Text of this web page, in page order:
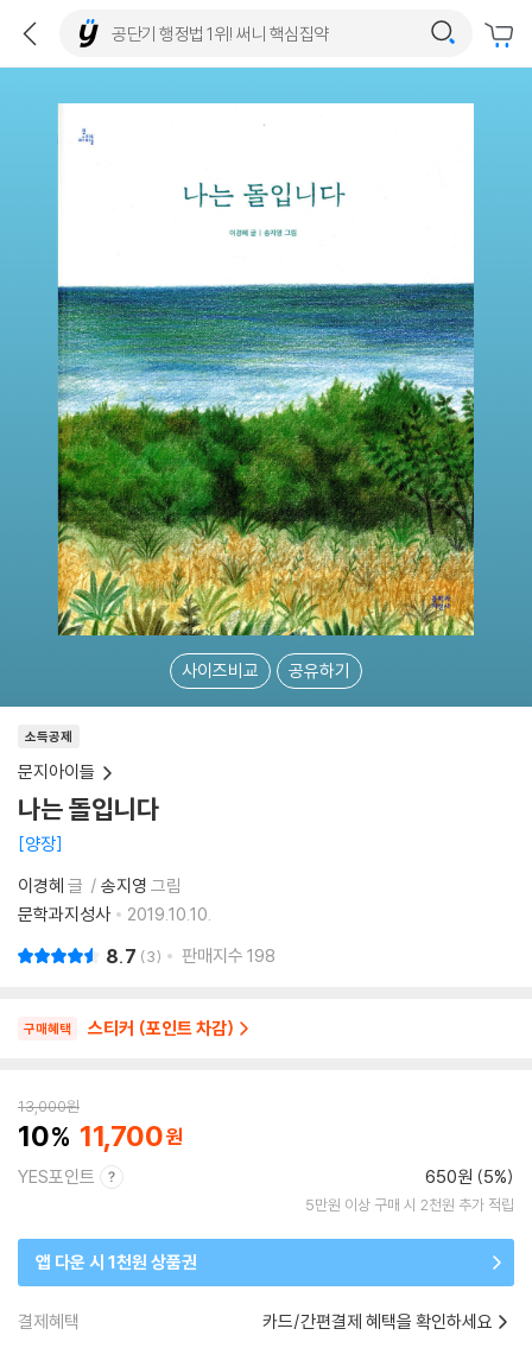
사이즈비교 공유하기
소득공제
문지아이들
나는 돌입니다
양장
이경혜 글 송지영 그림
문학과지성사
2019.10.10.
8.7 3 판매지수 198
구매혜택 스티커 (포인트 차감)
13,000원
10 11,700
YES포인트 650원 (5%)
5만원 이상 구매 시 2천원 추가 적립
앱 다운 시 1천원 상품권
결제혜택 카드/간편결제 혜택을 확인하세요